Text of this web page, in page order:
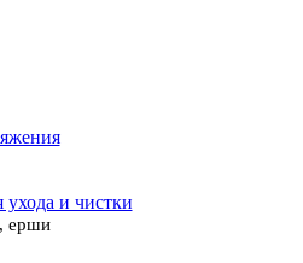
ухода и чистки
ерши